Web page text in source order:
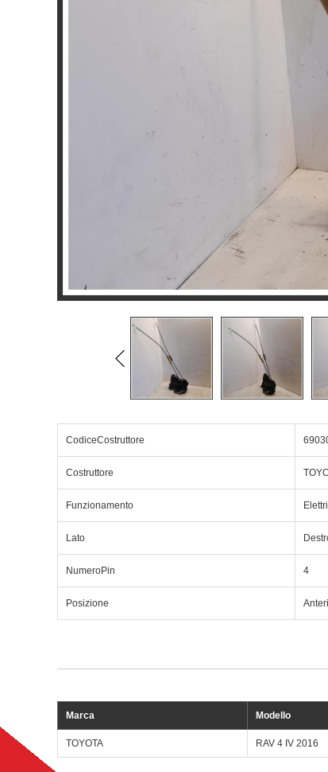
CodiceCostruttore
Costruttore
Funzionamento
Lato
NumeroPin 4
Posizione
Marca Modello
TOYOTA RAV 4 IV 2016